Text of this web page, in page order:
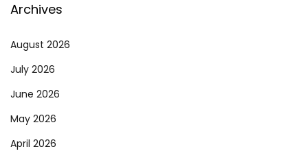
Archives
August 2026
July 2026
June 2026
May 2026
April 2026